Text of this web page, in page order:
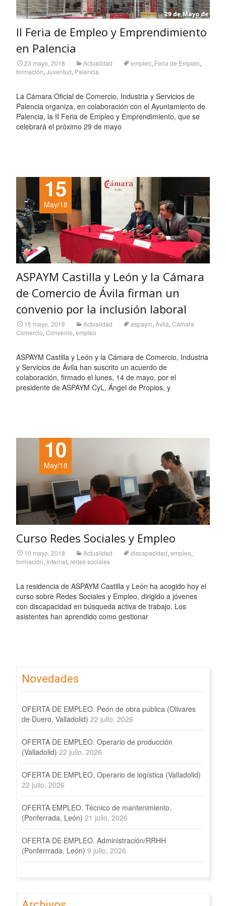
II Feria de Empleo y Emprendimiento
en Palencia
23 mayo, 2018 Actualidad empleo, Feria de Empleo,
formación, Juventud, Palencia
La Cámara Oficial de Comercio, Industria y Servicios de
Palencia organiza, en colaboración con el Ayuntamiento de
Palencia, la II Feria de Empleo y Emprendimiento, que se
celebrará el próximo 29 de mayo
15
May/18
ASPAYM Castilla y León y la Cámara
de Comercio de Ávila firman un
convenio por la inclusión laboral
15 mayo, 2018 Actualidad aspaym, Ávila, Cámara
Comercio, Convenio, empleo
ASPAYM Castilla y León y la Cámara de Comercio, Industria
y Servicios de Ávila han suscrito un acuerdo de
colaboración, firmado el lunes, 14 de mayo, por el
presidente de ASPAYM CyL, Ángel de Propios, y
10
May/18
Curso Redes Sociales y Empleo
10 mayo, 2018 Actualidad discapacidad, empleo,
formación, Internet, redes sociales
La residencia de ASPAYM Castilla y León ha acogido hoy el
curso sobre Redes Sociales y Empleo, dirigido a jóvenes
con discapacidad en búsqueda activa de trabajo. Los
asistentes han aprendido como gestionar
Novedades
OFERTA DE EMPLEO. Peón de obra pública (Olivares
de Duero, Valladolid) 22 julio, 2026
OFERTA DE EMPLEO. Operario de producción
(Valladolid) 22 julio, 2026
OFERTA DE EMPLEO. Operario de logística (Valladolid)
22 julio, 2026
OFERTA EMPLEO. Técnico de mantenimiento.
(Ponferrada, León) 21 julio, 2026
OFERTA DE EMPLEO. Administración/RRHH
(Ponferrrada, León) 9 julio, 2026